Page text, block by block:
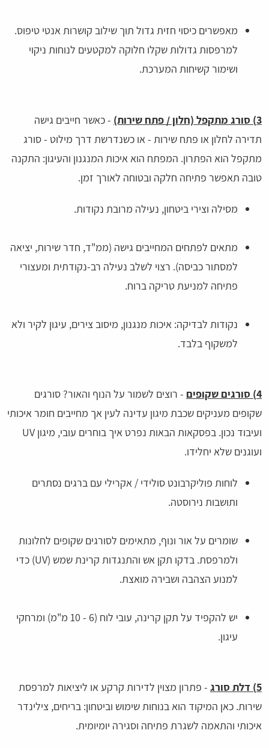
מאפשרים כיסוי חזית גדול תוך שילוב קושרות אנטי טיפוס.
למרפסות גדולות שקלו חלוקה למקטעים לנוחות ניקוי
ושימור קשיחות המערכת.
3) סורג מתקפל (חלון / פתח שירות)
- כאשר חייבים גישה
תדירה לחלון או פתח שירות - או כשנדרשת דרך מילוט - סורג
מתקפל הוא הפתרון. המפתח הוא איכות המנגנון והעיגון: התקנה
טובה תאפשר פתיחה חלקה ובטוחה לאורך זמן.
מסילה וצירי ביטחון, נעילה מרובת נקודות.
מתאים לפתחים המחייבים גישה (ממ"ד, חדר שירות, יציאה
למסתור כביסה). רצוי לשלב נעילה רב-נקודתית ומעצורי
פתיחה למניעת טריקה ברוח.
נקודות לבדיקה: איכות מנגנון, מיסוב צירים, עיגון לקיר ולא
למשקוף בלבד.
4) סורגים שקופים
- רוצים לשמור על הנוף והאור? סורגים
שקופים מעניקים שכבת מיגון עדינה לעין אך מחייבים חומר איכותי
ועיבוד נכון. בפסקאות הבאות נפרט איך בוחרים עובי, מיגון UV
ועוגנים שלא יחלידו.
לוחות פוליקרבונט סולידי / אקרילי עם ברגים נסתרים
ותושבות נירוסטה.
שומרים על אור ונוף, מתאימים לסורגים שקופים לחלונות
ולמרפסת. בדקו תקן אש והתנגדות קרינת שמש (UV) כדי
למנוע הצהבה ושבירה מואצת.
יש להקפיד על תקן קרינה, עובי לוח (6 - 10 מ"מ) ומרחקי
עיגון.
5) דלת סורג
- פתרון מצוין לדירות קרקע או ליציאות למרפסת
שירות. כאן המיקוד הוא בנוחות שימוש וביטחון: בריחים, צילינדר
איכותי והתאמה לשגרת פתיחה וסגירה יומיומית.